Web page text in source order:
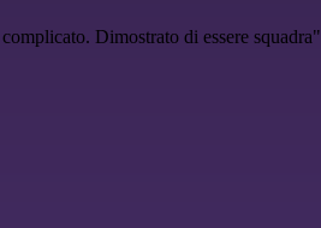
Dimostrato di essere squadra"